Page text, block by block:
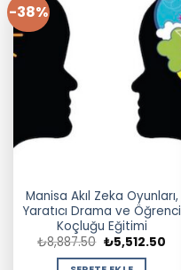
-38%
Manisa Akıl Zeka Oyunları,
Yaratıcı Drama ve Öğrenci
Koçluğu Eğitimi
₺8,887.50 Orijinal
fiyat:
₺8,887.50.
₺5,512.50Şu